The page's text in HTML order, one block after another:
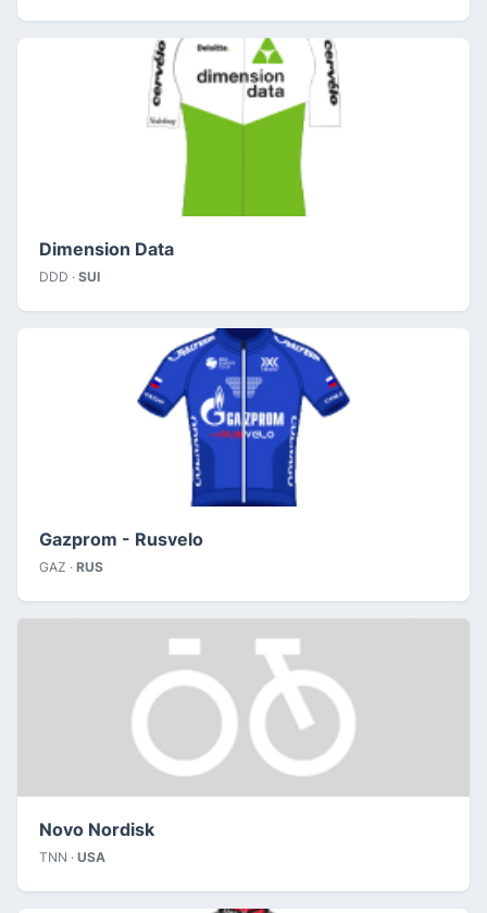
Dimension Data
DDD · SUI
Gazprom - Rusvelo
GAZ · RUS
Novo Nordisk
TNN · USA